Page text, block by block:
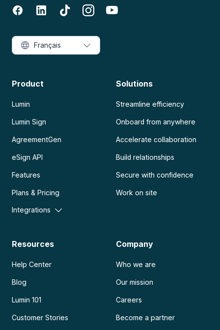
Product
Lumin
Lumin Sign
AgreementGen
eSign API
Features
Plans & Pricing
Integrations
Solutions
Streamline efficiency
Onboard from anywhere
Accelerate collaboration
Build relationships
Secure with confidence
Work on site
Resources
Help Center
Blog
Lumin 101
Customer Stories
Company
Who we are
Our mission
Careers
Become a partner
Français